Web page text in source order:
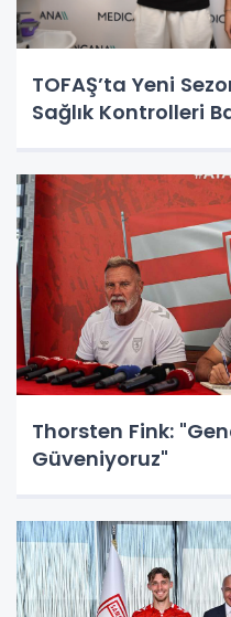
TOFAŞ’ta Yeni
Sağlık Kontrolleri
Thorsten Fink:
Güveniyoruz"